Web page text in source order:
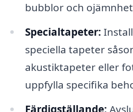
bubblor och
Specialtapeter:
speciella tapeter
akustiktapeter eller
uppfylla specifika
Färdigställande: